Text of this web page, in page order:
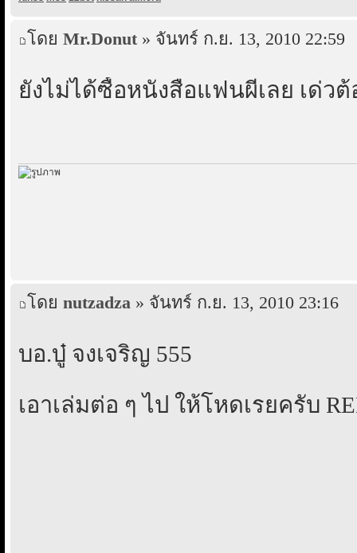
โดย Mr.Donut » จันทร์ ก.ย. 13, 2010 22:59
ยังไม่ได้ซื้อหนังสือแฟนผีเลย เด่ว
โดย nutzadza » จันทร์ ก.ย. 13, 2010 23:16
บอ.บู๋ จงเจริญ 555
เอาเล่มต่อ ๆ ไป ให้โหดเรยครับ